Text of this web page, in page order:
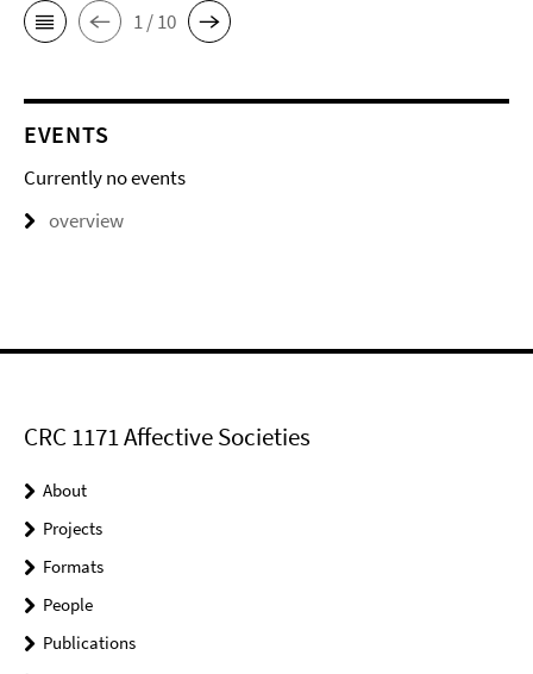
1 / 10
EVENTS
Currently no events
overview
CRC 1171 Affective Societies
About
Projects
Formats
People
Publications